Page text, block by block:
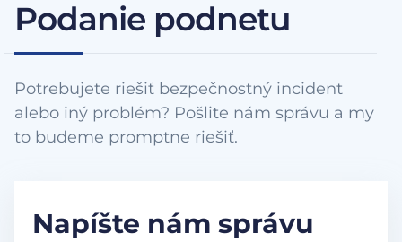
Podanie podnetu
Potrebujete riešiť bezpečnostný incident
alebo iný problém? Pošlite nám správu a my
to budeme promptne riešiť.
Napíšte nám správu